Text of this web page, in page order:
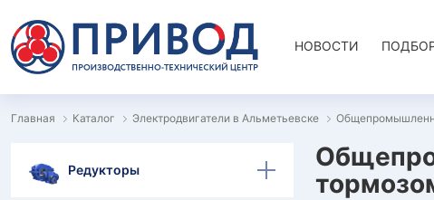
НОВОСТИ
Главная Каталог Электродвигатели в Альметьевске
Редукторы